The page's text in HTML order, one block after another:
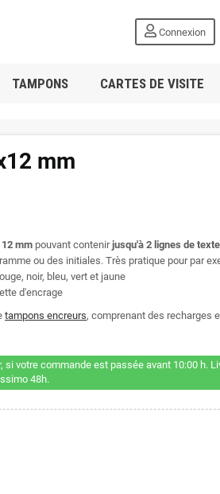
Connexion
TAMPONS CARTES DE VISITE
mm
12 mm pouvant contenirjusqu'à 2 lignes de texte
ou des initiales. Très pratique pour par
noir, bleu, vert et jaune
d'encrage
tampons encreurs, comprenant des recharges
votre commande est passée avant 10:00 h.
48h.